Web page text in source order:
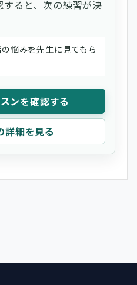
ると、次の練習が決
悩みを先生に見てもら
ンを確認する
詳細を見る